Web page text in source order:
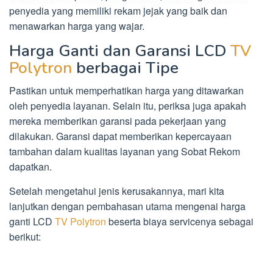
penyedia yang memiliki rekam jejak yang baik dan
menawarkan harga yang wajar.
Harga Ganti dan Garansi LCD TV
Polytron berbagai Tipe
Pastikan untuk memperhatikan harga yang ditawarkan
oleh penyedia layanan. Selain itu, periksa juga apakah
mereka memberikan garansi pada pekerjaan yang
dilakukan. Garansi dapat memberikan kepercayaan
tambahan dalam kualitas layanan yang Sobat Rekom
dapatkan.
Setelah mengetahui jenis kerusakannya, mari kita
lanjutkan dengan pembahasan utama mengenai harga
ganti LCD TV Polytron beserta biaya servicenya sebagai
berikut: